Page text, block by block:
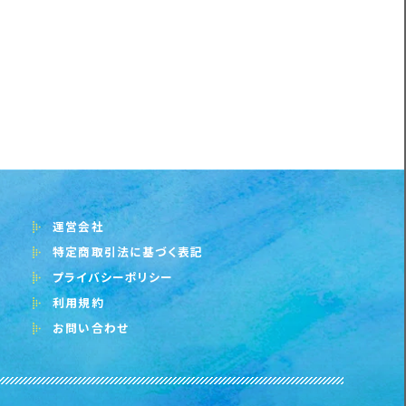
運営会社
特定商取引法に基づく表記
プライバシーポリシー
利用規約
お問い合わせ